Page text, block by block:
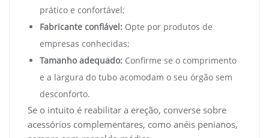
prático e confortável;
Fabricante confiável: Opte por produtos de
empresas conhecidas;
Tamanho adequado: Confirme se o comprimento
e a largura do tubo acomodam o seu órgão sem
desconforto.
Se o intuito é reabilitar a ereção, converse sobre
acessórios complementares, como anéis penianos,